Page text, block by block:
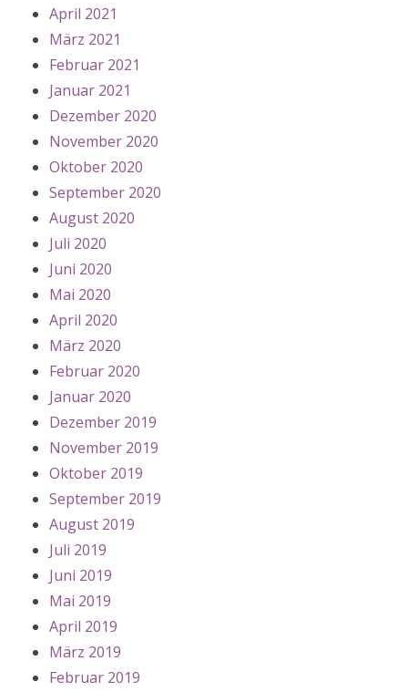
April 2021
März 2021
Februar 2021
Januar 2021
Dezember 2020
November 2020
Oktober 2020
September 2020
August 2020
Juli 2020
Juni 2020
Mai 2020
April 2020
März 2020
Februar 2020
Januar 2020
Dezember 2019
November 2019
Oktober 2019
September 2019
August 2019
Juli 2019
Juni 2019
Mai 2019
April 2019
März 2019
Februar 2019